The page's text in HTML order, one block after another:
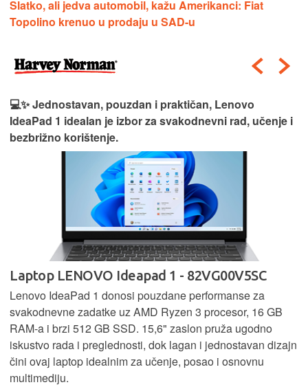
Slatko, ali jedva automobil, kažu Amerikanci: Fiat
Topolino krenuo u prodaju u SAD-u
💻✨ Jednostavan, pouzdan i praktičan, Lenovo
IdeaPad 1 idealan je izbor za svakodnevni rad, učenje i
bezbrižno korištenje.
Laptop LENOVO Ideapad 1 - 82VG00V5SC
Lenovo IdeaPad 1 donosi pouzdane performanse za
svakodnevne zadatke uz AMD Ryzen 3 procesor, 16 GB
RAM-a i brzi 512 GB SSD. 15,6" zaslon pruža ugodno
iskustvo rada i preglednosti, dok lagan i jednostavan dizajn
čini ovaj laptop idealnim za učenje, posao i osnovnu
multimediju.